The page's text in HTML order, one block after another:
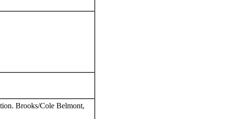
Brooks/Cole Belmont,